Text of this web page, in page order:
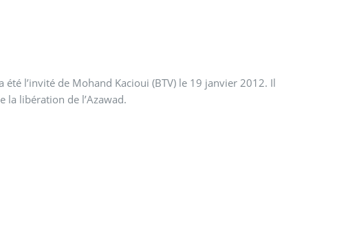
l’invité de Mohand Kacioui (BTV) le 19 janvier 2012. Il
la libération de l’Azawad.